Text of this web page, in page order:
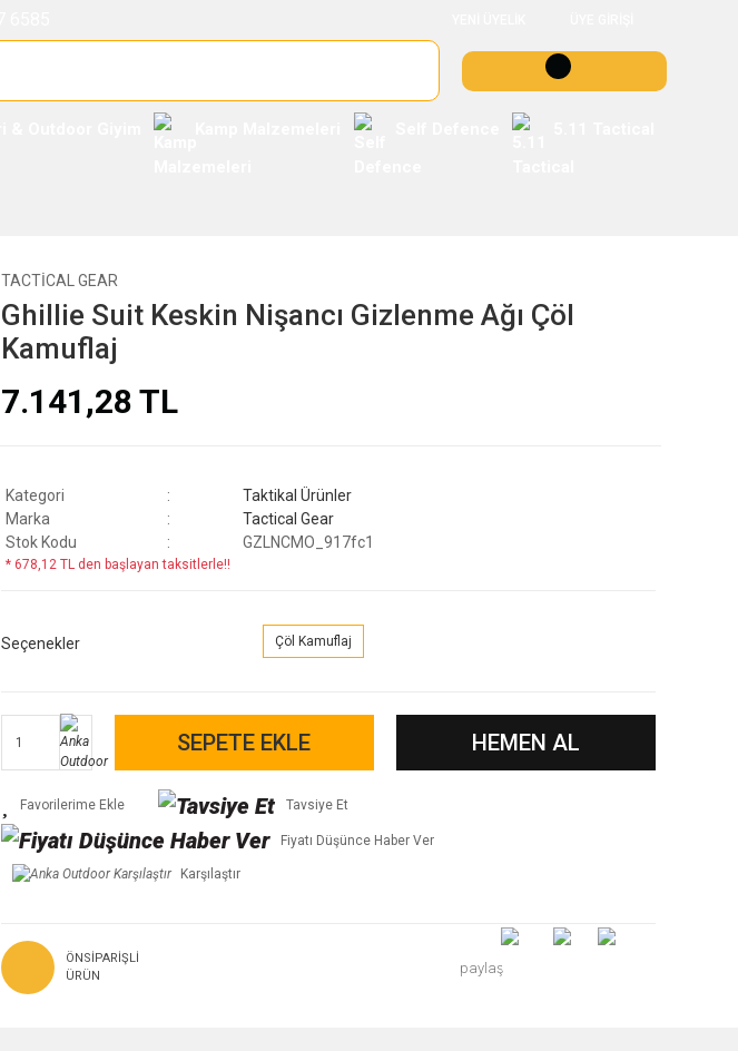
TACTICAL GEAR
Ghillie Suit Keskin Nişancı Gizlenme Ağı Çöl
Kamuflaj
7.141,28 TL
Kategori
Taktikal Ürünler
Marka
Tactical Gear
Stok Kodu
GZLNCMO_917fc1
* 678,12 TL den başlayan taksitlerle!!
Seçenekler Çöl Kamuflaj
SEPETE EKLE HEMEN AL
Tavsiye Et
Fiyatı Düşünce Haber Ver
Karşılaştır
ÖNSIPARIŞLI
ÜRÜN
paylaş